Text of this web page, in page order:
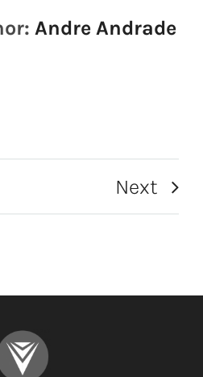
Andre Andrade
Next